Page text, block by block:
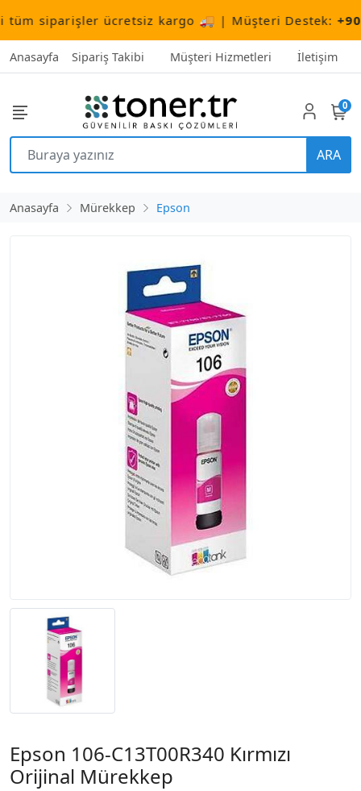
siparişler ücretsiz kargo 🚚 | Müşteri Destek:+90
Anasayfa Sipariş Takibi Müşteri Hizmetleri İletişim
ARA
0
Anasayfa Mürekkep Epson
Epson 106-C13T00R340 Kırmızı
Orijinal Mürekkep